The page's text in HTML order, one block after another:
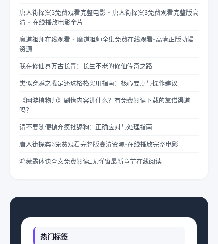
唐人街探案3免费观看完整电影 - 唐人街探案3免费观看完整版高
清 - 在线播放电影全片
魔道祖师在线观看 - 魔道祖师全集免费在线观看-高清正版动漫
资源
我在修仙界万古长青：长生不老的修仙传奇之路
类似穿越之我是还珠格格实用指南：核心要点与操作建议
《网游植物师》剧情内容讲什么？有免费阅读下载的靠谱渠道
吗？
请不要随便抛弃疯批舔狗：正确应对与处理指南
唐人街探案3免费观看完整版高清资源-在线播放完整电影
鸿蒙霸体诀全文免费阅读_无弹窗最新章节在线阅读
热门标签